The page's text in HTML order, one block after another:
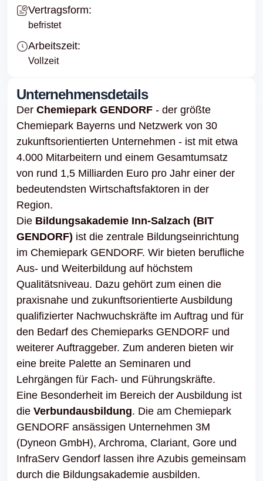
Vertragsform:
befristet
Arbeitszeit:
Vollzeit
Unternehmensdetails
Der Chemiepark GENDORF - der größte
Chemiepark Bayerns und Netzwerk von 30
zukunftsorientierten Unternehmen - ist mit etwa
4.000 Mitarbeitern und einem Gesamtumsatz
von rund 1,5 Milliarden Euro pro Jahr einer der
bedeutendsten Wirtschaftsfaktoren in der
Region.
Die Bildungsakademie Inn-Salzach (BIT
GENDORF) ist die zentrale Bildungseinrichtung
im Chemiepark GENDORF. Wir bieten berufliche
Aus- und Weiterbildung auf höchstem
Qualitätsniveau. Dazu gehört zum einen die
praxisnahe und zukunftsorientierte Ausbildung
qualifizierter Nachwuchskräfte im Auftrag und für
den Bedarf des Chemieparks GENDORF und
weiterer Auftraggeber. Zum anderen bieten wir
eine breite Palette an Seminaren und
Lehrgängen für Fach- und Führungskräfte.
Eine Besonderheit im Bereich der Ausbildung ist
die Verbundausbildung. Die am Chemiepark
GENDORF ansässigen Unternehmen 3M
(Dyneon GmbH), Archroma, Clariant, Gore und
InfraServ Gendorf lassen ihre Azubis gemeinsam
durch die Bildungsakademie ausbilden.